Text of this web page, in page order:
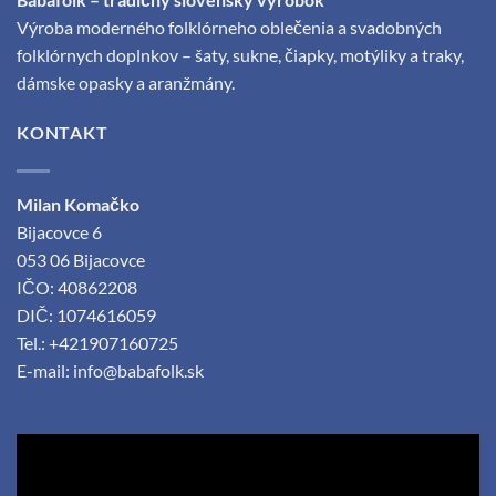
produktu.
Výroba moderného folklórneho oblečenia a svadobných
folklórnych doplnkov – šaty, sukne, čiapky, motýliky a traky,
dámske opasky a aranžmány.
KONTAKT
Milan Komačko
Bijacovce 6
053 06 Bijacovce
IČO: 40862208
DIČ: 1074616059
Tel.: +421907160725
E-mail: info@babafolk.sk